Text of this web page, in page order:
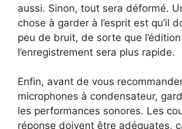
aussi. Sinon, tout sera déformé.
chose à garder à l’esprit est qu’il
peu de bruit, de sorte que
l’enregistrement sera plus rapide.
Enfin, avant de vous
microphones à condensateur,
les performances sonores. Les
réponse doivent être adéquates,